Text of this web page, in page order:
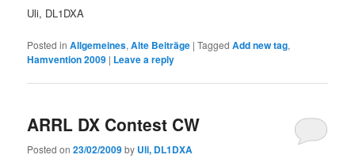
Uli, DL1DXA
Posted in Allgemeines,Alte Beiträge |Tagged Add new tag,
Hamvention 2009 | Leave a reply
ARRL DX Contest CW
Posted on23/02/2009by Uli, DL1DXA